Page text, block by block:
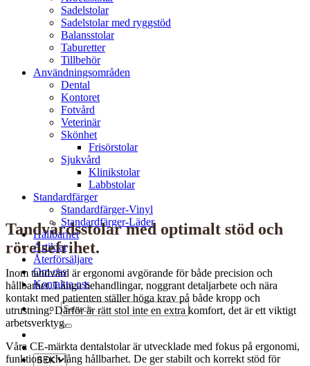
Sadelstolar
Sadelstolar med ryggstöd
Balansstolar
Taburetter
Tillbehör
Användningsområden
Dental
Kontoret
Fotvård
Veterinär
Skönhet
Frisörstolar
Sjukvård
Klinikstolar
Labbstolar
Standardfärger
Standardfärger-Vinyl
Standardfärger-Läder
Hållbarhet
Artiklar
Återförsäljare
Om oss
Kontakta oss
Search
for:
Tandvårdsstolar med optimalt stöd och
rörelsefrihet.
Inom tandvård är ergonomi avgörande för både precision och
hållbarhet. Långa behandlingar, noggrant detaljarbete och nära
kontakt med patienten ställer höga krav på både kropp och
utrustning. Därför är rätt stol inte en extra komfort, det är ett viktigt
arbetsverktyg.
Våra CE-märkta dentalstolar är utvecklade med fokus på ergonomi,
funktion och lång hållbarhet. De ger stabilt och korrekt stöd för